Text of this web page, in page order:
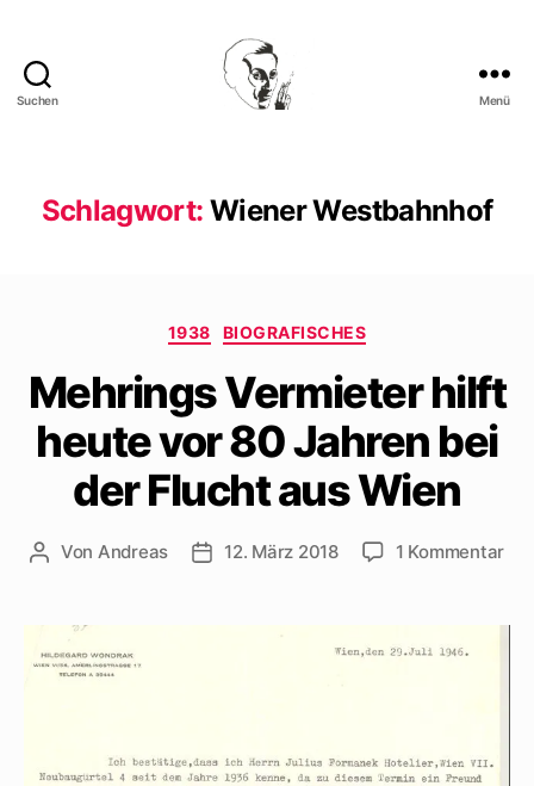
Suchen Menü
Schlagwort: Wiener Westbahnhof
Kategorien
1938 BIOGRAFISCHES
Mehrings Vermieter hilft
heute vor 80 Jahren bei
der Flucht aus Wien
Beitragsautor
Von Andreas Beitragsdatum
12. März 2018 1 Kommentarzu